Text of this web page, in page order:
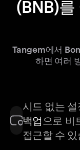
(BNB)를
Tangem에서
하면 여러
시드 없는
백업 으로 비
접근할 수